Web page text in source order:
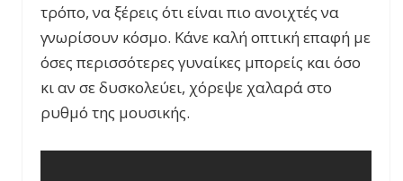
τρόπο, να ξέρεις ότι είναι πιο ανοιχτές να
γνωρίσουν κόσμο. Κάνε καλή οπτική επαφή με
όσες περισσότερες γυναίκες μπορείς και όσο
κι αν σε δυσκολεύει, χόρεψε χαλαρά στο
ρυθμό της μουσικής.